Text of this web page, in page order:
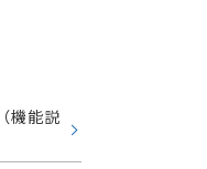
機能説